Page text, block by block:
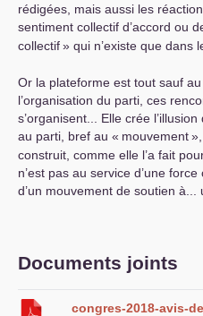
rédigées, mais aussi les
sentiment collectif d’accord ou
collectif» qui n’existe que dans
Or la plateforme est tout sauf
l’organisation du parti, ces
s’organisent... Elle crée
au parti, bref au « mouvement
construit, comme elle l’a fait
n’est pas au service d’une
d’un mouvement de soutien
Documents joints
congres-2018-avis-